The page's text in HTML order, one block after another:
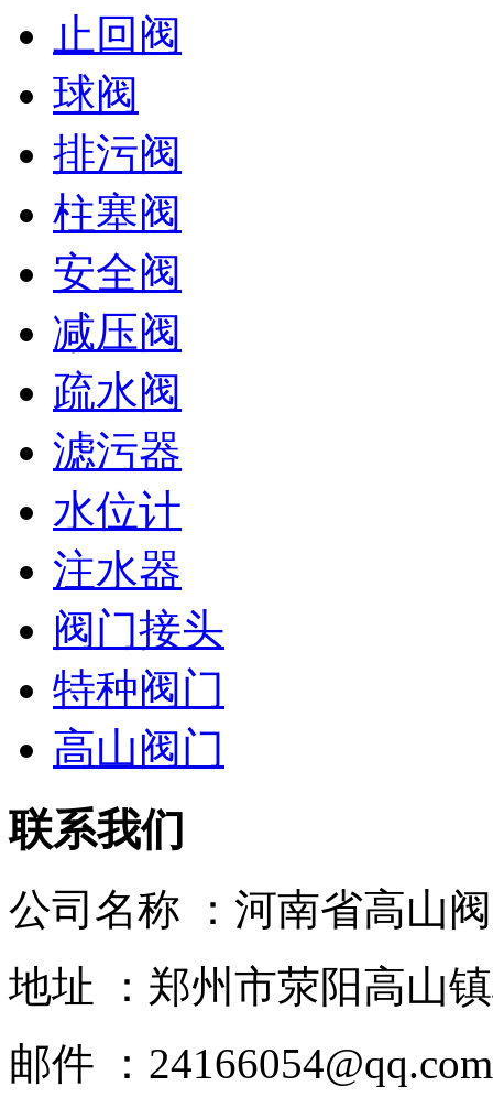
止回阀
球阀
排污阀
柱塞阀
安全阀
减压阀
疏水阀
滤污器
水位计
注水器
阀门接头
特种阀门
高山阀门
联系我们
公司名称 ：河南省高山
地址 ：郑州市荥阳高山
邮件 ：24166054@qq.com